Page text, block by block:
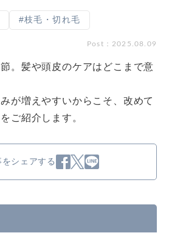
#枝毛・切れ毛
Post：2025.08.09
。髪や頭皮のケアはどこまで意
が増えやすいからこそ、改めて
ご紹介します。
をシェアする